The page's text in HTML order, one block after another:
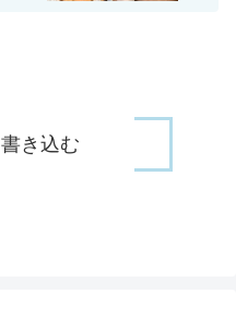
き込む